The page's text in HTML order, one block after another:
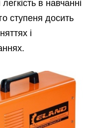
в навчанні
ступеня досить
і